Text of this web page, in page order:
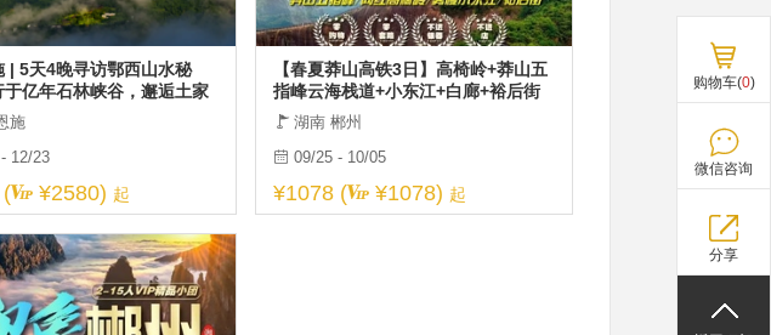
| 5天4晚寻访鄂西山水秘
于亿年石林峡谷，邂逅土家
施
12/23
¥2580) 起
【春夏莽山高铁3日】高椅岭+莽山五
指峰云海栈道+小东江+白廊+裕后街
湖南 郴州
09/25 - 10/05
¥1078 ( ¥1078) 起
购物车(0)
微信咨询
分享